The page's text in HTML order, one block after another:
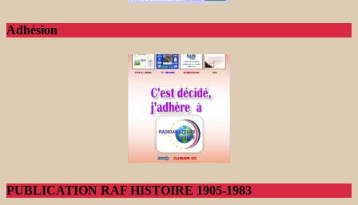
Adhésion
PUBLICATION RAF HISTOIRE 1905-1983